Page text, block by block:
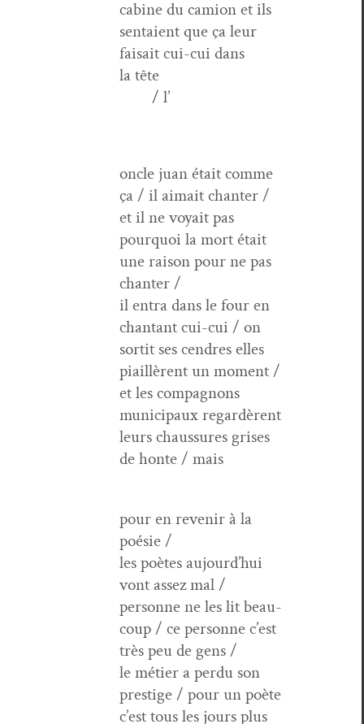
cab­ine du camion et ils
sen­taient que ça leur
fai­sait cui-cui dans
la tête
/ l’
oncle juan était comme
ça / il aimait chanter /
et il ne voy­ait pas
pourquoi la mort était
une rai­son pour ne pas
chanter /
il entra dans le four en
chan­tant cui-cui / on
sor­tit ses cen­dres elles
piail­lèrent un moment /
et les com­pagnons
munic­i­paux regardèrent
leurs chaus­sures gris­es
de honte / mais
pour en revenir à la
poésie /
les poètes aujourd’hui
vont assez mal /
per­son­ne ne les lit beau­
coup / ce per­son­ne c’est
très peu de gens /
le méti­er a per­du son
pres­tige / pour un poète
c’est tous les jours plus